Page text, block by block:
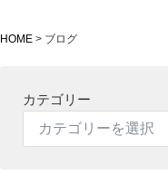
HOME > ブログ
カテゴリー